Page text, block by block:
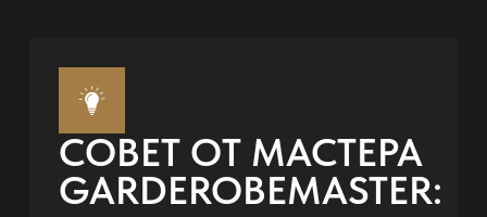
СОВЕТ ОТ МАСТЕРА
GARDEROBEMASTER: